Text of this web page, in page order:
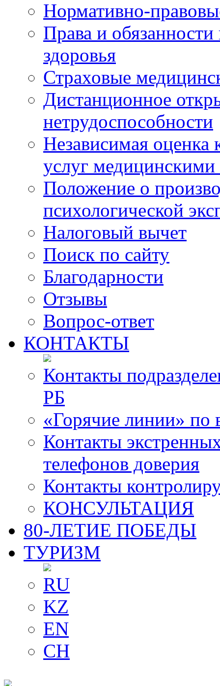
Нормативно-
Права и
здоровья
Страховые
Дистанционное
нетрудоспособности
Независимая оценка
услуг
Положение о
психологической
Налоговый вычет
Поиск по сайту
Благодарности
Отзывы
Вопрос-ответ
КОНТАКТЫ
Контакты
РБ
«Горячие линии» по
Контакты
телефонов доверия
Контакты
КОНСУЛЬТАЦИЯ
80-ЛЕТИЕ ПОБЕДЫ
ТУРИЗМ
RU
KZ
EN
CH